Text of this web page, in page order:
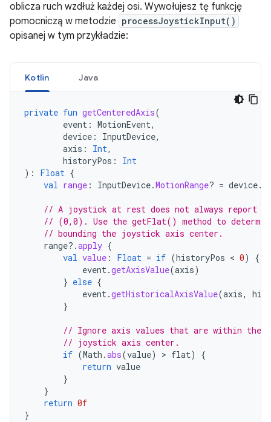
oblicza ruch wzdłuż każdej osi. Wywołujesz tę funkcję
pomocniczą w metodzie processJoystickInput()
opisanej w tym przykładzie:
Kotlin Java
private fun getCenteredAxis(
event : MotionEvent,
device : InputDevice,
axis : Int,
historyPos :
Int
):
Float {
val range : InputDevice.MotionRange? = device.
// A joystick at rest does not always report
// (0,0). Use the getFlat() method to
// bounding the joystick axis center.
range?.apply {
val value : Float = if (historyPos < 0)
{
event.getAxisValue(axis)
} else {
event.getHistoricalAxisValue(axis,
}
// Ignore axis values that are within
// joystick axis center.
if (Math .abs(value) > flat)
{
return value
}
}
return 0f
}